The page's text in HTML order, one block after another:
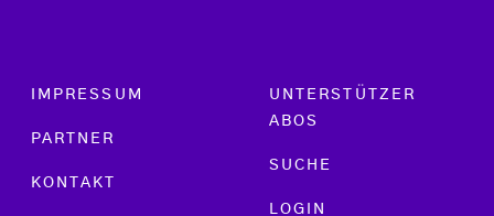
Footer menu
IMPRESSUM
PARTNER
KONTAKT
UNTERSTÜTZER
ABOS
SUCHE
LOGIN